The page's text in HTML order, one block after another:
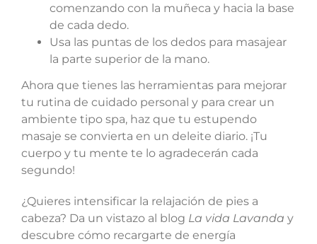
comenzando con la muñeca y hacia la base
de cada dedo.
Usa las puntas de los dedos para masajear
la parte superior de la mano.
Ahora que tienes las herramientas para mejorar
tu rutina de cuidado personal y para crear un
ambiente tipo spa, haz que tu estupendo
masaje se convierta en un deleite diario. ¡Tu
cuerpo y tu mente te lo agradecerán cada
segundo!
¿Quieres intensificar la relajación de pies a
cabeza? Da un vistazo al blog La vida Lavanda y
descubre cómo recargarte de energía